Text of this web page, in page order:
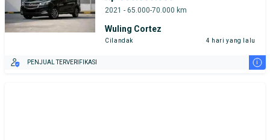
2021 - 65.000-70.000 km
Wuling Cortez
Cilandak 4 hari yang lalu
PENJUAL TERVERIFIKASI i